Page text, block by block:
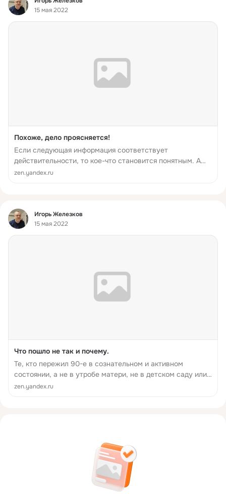
15 мая 2022
Похоже, дело проясняется!
Если следующая информация соответствует
действительности, то кое-что становится понятным. А
именно: Ну или по-русски: Поначалу мне это показалось,
zen.yandex.ru
Фид
Игорь Железков
15 мая 2022
Что пошло не так и почему.
Те, кто пережил 90-е в сознательном и активном
состоянии, а не в утробе матери, не в детском саду или
начальной школе (а также не в местах лишения свободы
zen.yandex.ru